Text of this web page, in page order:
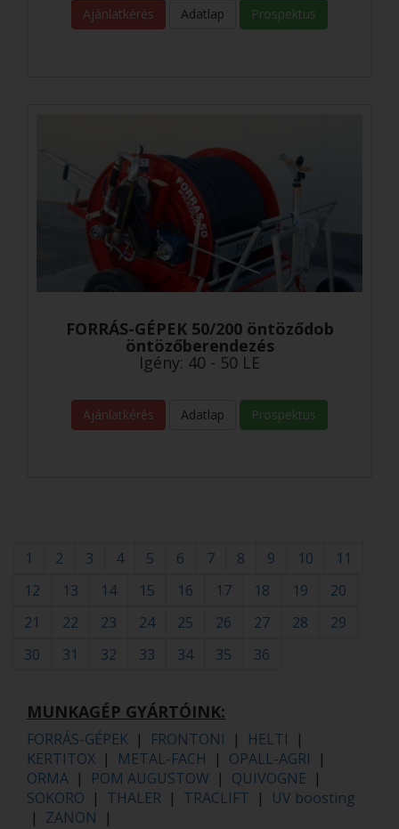
Ajánlatkérés Adatlap Prospektus
FORRÁS-GÉPEK 50/200 öntöződob
öntözőberendezés
Igény: 40 - 50 LE
Ajánlatkérés Adatlap Prospektus
1 2 3 4 5 6 7 8 9 10
11
12
13 14 15 16 17 18 19
20
21
22 23 24 25 26 27 28
29
30
31 32 33 34 35 36
MUNKAGÉP GYÁRTÓINK:
FORRÁS-GÉPEK | FRONTONI | HELTI |
KERTITOX | METAL-FACH | OPALL-AGRI |
ORMA | POM AUGUSTOW | QUIVOGNE |
SOKORO | THALER | TRACLIFT | UV boosting
| ZANON |